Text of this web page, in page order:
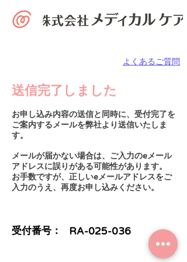
よくあるご質問
​送信完了しました
お申し込み内容の送信と同時に、受付完了を
ご案内するメールを弊社より送信いたしま
す。
メールが届かない場合は、ご入力のeメール
アドレスに誤りがある可能性があります。
​お手数ですが、正しいeメールアドレスをご
入力のうえ、再度お申し込みください。
​受付番号： RA-025-036